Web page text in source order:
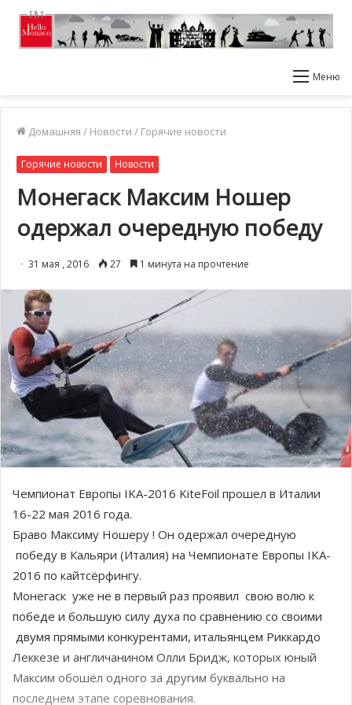
Меню
Домашняя / Новости / Горячие новости
Горячие новости Новости
Монегаск Максим Ношер
одержал очередную победу
31 мая , 2016 27 1 минута на прочтение
Чемпионат Европы IKA-2016 KiteFoil прошел в Италии
16-22 мая 2016 года.
Браво Максиму Ношеру ! Он одержал очередную
победу в Кальяри (Италия) на Чемпионате Европы IKA-
2016 по кайтсёрфингу.
Монегаск уже не в первый раз проявил свою волю к
победе и большую силу духа по сравнению со своими
двумя прямыми конкурентами, итальянцем Риккардо
Леккезе и англичанином Олли Бридж, которых юный
Максим обошёл одного за другим буквально на
последнем этапе соревнования.